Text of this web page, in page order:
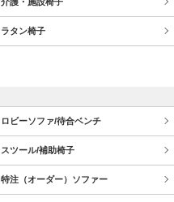
ラタン椅子
ロビーソファ/待合ベンチ
スツール/補助椅子
特注（オーダー）ソファー